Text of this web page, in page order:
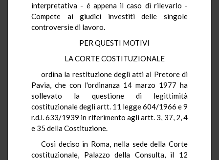
interpretativa - é appena il caso di rilevarlo -
Compete ai giudici investiti delle singole
controversie di lavoro.
PER QUESTI MOTIVI
LA CORTE COSTITUZIONALE
ordina la restituzione degli atti al Pretore di
Pavia, che con l'ordinanza 14 marzo 1977 ha
sollevato la questione di legittimità
costituzionale degli artt. 11 legge 604/1966 e 9
r.d.l. 633/1939 in riferimento agli artt. 3, 37, 2, 4
e 35 della Costituzione.
Così deciso in Roma, nella sede della Corte
costituzionale, Palazzo della Consulta, il 12